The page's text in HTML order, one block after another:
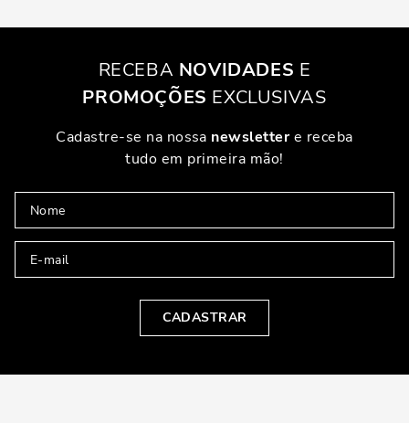
RECEBA NOVIDADES E
PROMOÇÕES EXCLUSIVAS
Cadastre-se na nossa newslettere receba
tudo em primeira mão!
CADASTRAR